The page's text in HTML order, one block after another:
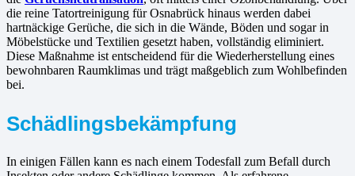
die reine Tatortreinigung für Osnabrück hinaus werden dabei
hartnäckige Gerüche, die sich in die Wände, Böden und sogar in
Möbelstücke und Textilien gesetzt haben, vollständig eliminiert.
Diese Maßnahme ist entscheidend für die Wiederherstellung eines
bewohnbaren Raumklimas und trägt maßgeblich zum Wohlbefinden
bei.
Schädlingsbekämpfung
In einigen Fällen kann es nach einem Todesfall zum Befall durch